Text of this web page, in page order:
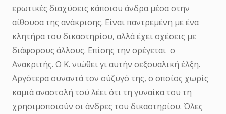
ερωτικές διαχύσεις κάποιου άνδρα μέσα στην
αίθουσα της ανάκρισης. Είναι παντρεμένη με ένα
κλητήρα του δικαστηρίου, αλλά έχει σχέσεις με
διάφορους άλλους. Επίσης την ορέγεται ο
Ανακριτής. Ο Κ. νιώθει γι αυτήν σεξουαλική έλξη.
Αργότερα συναντά τον σύζυγό της, ο οποίος χωρίς
καμιά αναστολή τού λέει ότι τη γυναίκα του τη
χρησιμοποιούν οι άνδρες του δικαστηρίου. Όλες